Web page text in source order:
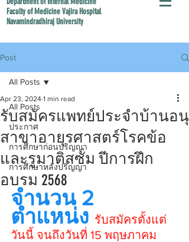
Faculty of MedicineVajira Hospital
Navamindradhiraj University
Post
All Posts
ประกาศ
การศึกษาก่อนปริญญา
การศึกษาหลังปริญญา
All Posts
รับสมัครแพทย์ประจำบ้านอนุ
สาขาอายุรศาสตร์โรคข้อ
และรูมาติสซั่ม ปีการฝึก
อบรม 2568
Apr 23, 2024 1 min read
จำนวน 2
ตำแหน่ง รับสมัครตั้งแต่
วันนี้ จนถึงวันที่ 15 พฤษภาคม